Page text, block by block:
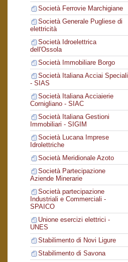
Società Ferrovie Marchigiane
Società Generale Pugliese di
elettricità
Società Idroelettrica
dell'Ossola
Società Immobiliare Borgo
Società Italiana Acciai Speciali
- SIAS
Società Italiana Acciaierie
Cornigliano - SIAC
Società Italiana Gestioni
Immobiliari - SIGIM
Società Lucana Imprese
Idrolettriche
Società Meridionale Azoto
Società Partecipazione
Aziende Minerarie
Società partecipazione
Industriali e Commerciali -
SPAICO
Unione esercizi elettrici -
UNES
Stabilimento di Novi Ligure
Stabilimento di Savona